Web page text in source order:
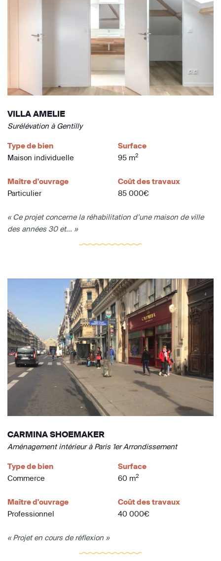
VILLA AMELIE
Surélévation à Gentilly
Type de bien
Maison individuelle
Surface
95 m2
Maître d'ouvrage
Particulier
Coût des travaux
85 000€
« Ce projet concerne la réhabilitation d’une maison de ville
des années 30 et... »
CARMINA SHOEMAKER
Aménagement intérieur à Paris 1er Arrondissement
Type de bien
Commerce
Surface
60 m2
Maître d'ouvrage
Professionnel
Coût des travaux
40 000€
« Projet en cours de réflexion »